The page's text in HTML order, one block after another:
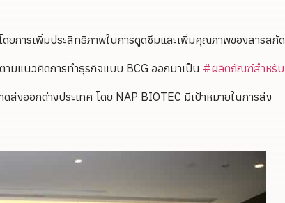
ยการเพิ่มประสิทธิภาพในการดูดซึมและเพิ่มคุณภาพของสารสกัด
มแนวคิดการทำธุรกิจแบบ BCG ออกมาเป็น #ผลิตภัณฑ์สำหรับ
ดส่งออกต่างประเทศ โดย NAP BIOTEC มีเป้าหมายในการส่ง